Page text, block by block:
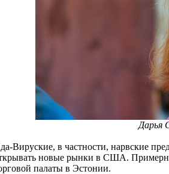
Дарья
Вируские, в частности, нарвские
новые рынки в США.
палаты в Эстонии.